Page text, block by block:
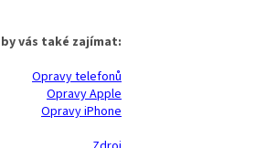
vás také zajímat:
Opravy telefonů
Opravy Apple
Opravy iPhone